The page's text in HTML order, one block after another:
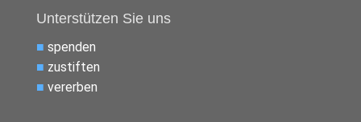
Unterstützen Sie uns
■ spenden
■ zustiften
■ vererben